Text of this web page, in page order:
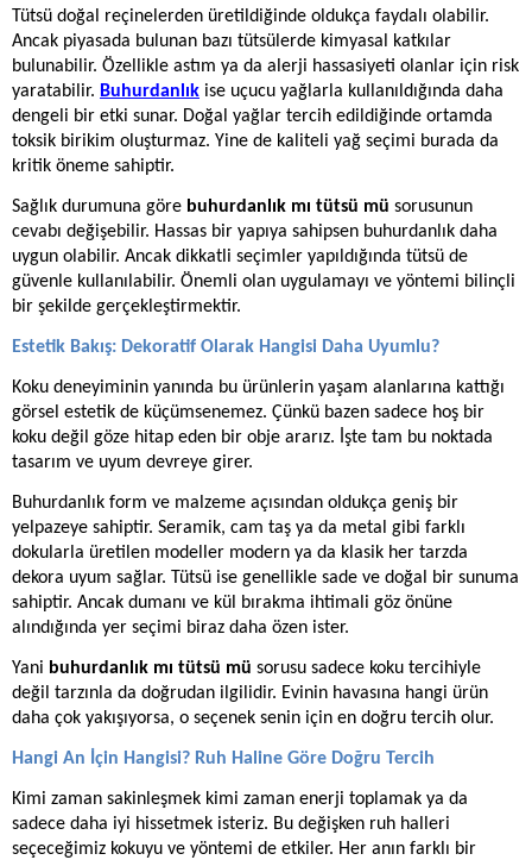
Tütsü doğal reçinelerden üretildiğinde oldukça faydalı olabilir.
Ancak piyasada bulunan bazı tütsülerde kimyasal katkılar
bulunabilir. Özellikle astım ya da alerji hassasiyeti olanlar için risk
yaratabilir. Buhurdanlık ise uçucu yağlarla kullanıldığında daha
dengeli bir etki sunar. Doğal yağlar tercih edildiğinde ortamda
toksik birikim oluşturmaz. Yine de kaliteli yağ seçimi burada da
kritik öneme sahiptir.
Sağlık durumuna göre buhurdanlık mı tütsü mü sorusunun
cevabı değişebilir. Hassas bir yapıya sahipsen buhurdanlık daha
uygun olabilir. Ancak dikkatli seçimler yapıldığında tütsü de
güvenle kullanılabilir. Önemli olan uygulamayı ve yöntemi bilinçli
bir şekilde gerçekleştirmektir.
Estetik Bakış: Dekoratif Olarak Hangisi Daha Uyumlu?
Koku deneyiminin yanında bu ürünlerin yaşam alanlarına kattığı
görsel estetik de küçümsenemez. Çünkü bazen sadece hoş bir
koku değil göze hitap eden bir obje ararız. İşte tam bu noktada
tasarım ve uyum devreye girer.
Buhurdanlık form ve malzeme açısından oldukça geniş bir
yelpazeye sahiptir. Seramik, cam taş ya da metal gibi farklı
dokularla üretilen modeller modern ya da klasik her tarzda
dekora uyum sağlar. Tütsü ise genellikle sade ve doğal bir sunuma
sahiptir. Ancak dumanı ve kül bırakma ihtimali göz önüne
alındığında yer seçimi biraz daha özen ister.
Yani buhurdanlık mı tütsü mü sorusu sadece koku tercihiyle
değil tarzınla da doğrudan ilgilidir. Evinin havasına hangi ürün
daha çok yakışıyorsa, o seçenek senin için en doğru tercih olur.
Hangi An İçin Hangisi? Ruh Haline Göre Doğru Tercih
Kimi zaman sakinleşmek kimi zaman enerji toplamak ya da
sadece daha iyi hissetmek isteriz. Bu değişken ruh halleri
seçeceğimiz kokuyu ve yöntemi de etkiler. Her anın farklı bir